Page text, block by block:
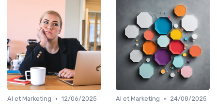
AI et Marketing • 12/06/2025
AI et Marketing •
24/08/2025